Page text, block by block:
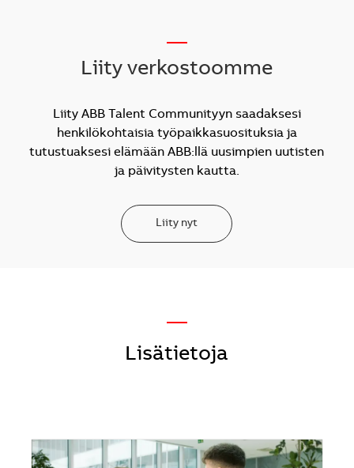
Liity verkostoomme
Liity ABB Talent Communityyn saadaksesi
henkilökohtaisia työpaikkasuosituksia ja
tutustuaksesi elämään ABB:llä uusimpien uutisten
ja päivitysten kautta.
Liity nyt
—
Lisätietoja